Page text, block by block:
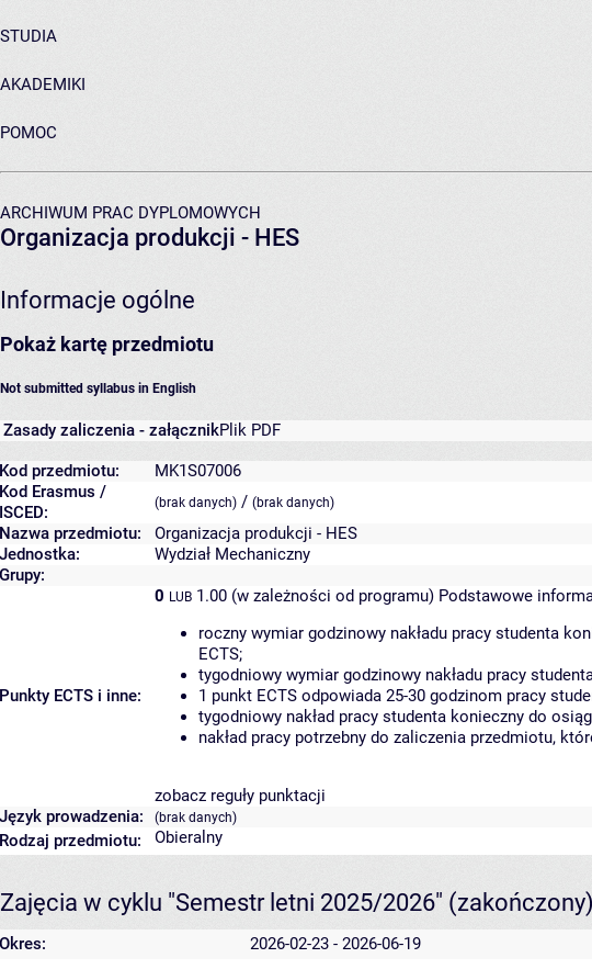
STUDIA
AKADEMIKI
POMOC
ARCHIWUM PRAC DYPLOMOWYCH
Organizacja produkcji - HES
Informacje ogólne
Pokaż kartę przedmiotu
Not submitted syllabus in English
Zasady zaliczenia - załącznikPlik PDF
Kod przedmiotu:
MK1S07006
Kod Erasmus /
ISCED:
(brak danych) / (brak danych)
Nazwa przedmiotu:
Organizacja produkcji - HES
Jednostka:
Wydział Mechaniczny
Grupy:
Punkty ECTS i inne:
0 LUB 1.00 (w zależności od programu) Podstawowe
roczny wymiar godzinowy nakładu pracy studenta
ECTS;
tygodniowy wymiar godzinowy nakładu pracy
1 punkt ECTS odpowiada 25-30 godzinom pracy
tygodniowy nakład pracy studenta konieczny do
nakład pracy potrzebny do zaliczenia przedmiotu,
zobacz reguły punktacji
Język prowadzenia:
(brak danych)
Rodzaj przedmiotu: Obieralny
Zajęcia w cyklu "Semestr letni 2025/2026" (zakończony)
Okres: 2026-02-23 - 2026-06-19